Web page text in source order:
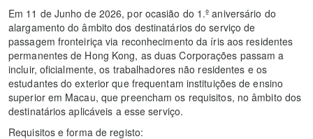
Em 11 de Junho de 2026, por ocasião do 1.º aniversário do
alargamento do âmbito dos destinatários do serviço de
passagem fronteiriça via reconhecimento da íris aos residentes
permanentes de Hong Kong, as duas Corporações passam a
incluir, oficialmente, os trabalhadores não residentes e os
estudantes do exterior que frequentam instituições de ensino
superior em Macau, que preencham os requisitos, no âmbito dos
destinatários aplicáveis a esse serviço.
Requisitos e forma de registo: